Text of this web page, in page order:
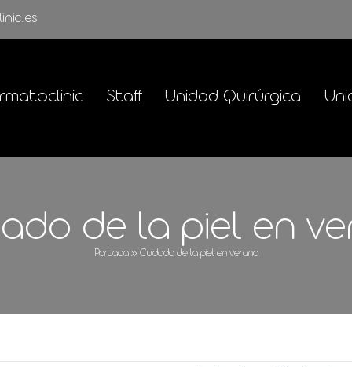
Staff Unidad Quirúrgica
de la piel en
Portada» Cuidado de la piel en verano